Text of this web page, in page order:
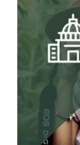
Desserts au choix :
Tarte citron
Macaron chocolat au
Crumble pommes
1 bouteille de vin à